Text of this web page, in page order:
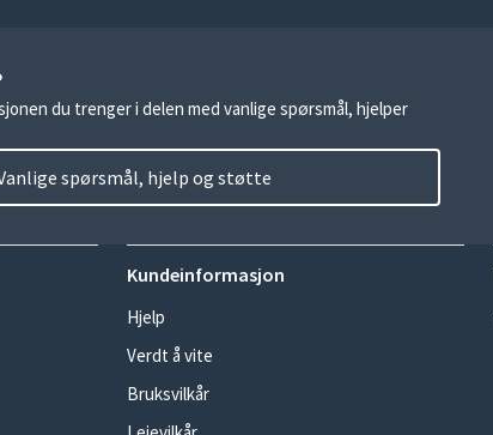
du trenger i delen med vanlige spørsmål, hjelper
spørsmål, hjelp og støtte
Kundeinformasjon
Hjelp
Verdt å vite
Bruksvilkår